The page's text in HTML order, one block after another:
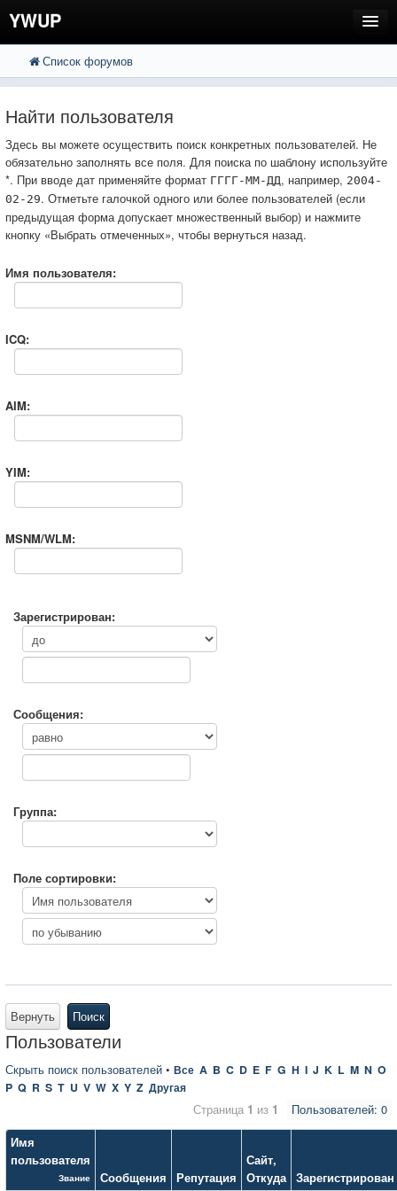
YWUP
FAQ
Вход
Список форумов
Найти пользователя
Здесь вы можете осуществить поиск конкретных пользователей. Не
обязательно заполнять все поля. Для поиска по шаблону используйте
*. При вводе дат применяйте формат ГГГГ-ММ-ДД, например, 2004-
02-29. Отметьте галочкой одного или более пользователей (если
предыдущая форма допускает множественный выбор) и нажмите
кнопку «Выбрать отмеченных», чтобы вернуться назад.
Имя пользователя:
ICQ:
AIM:
YIM:
MSNM/WLM:
Зарегистрирован:
Сообщения:
Группа:
Поле сортировки:
Вернуть Поиск
Пользователи
Скрыть поиск пользователей • Все A B C D E F G H I J K L M N O
P Q R S T U V W X Y Z Другая
Пользователей: 0
Страница 1 из 1
Имя
пользователя
Звание Сообщения Репутация
Сайт,
Откуда Зарегистрирован